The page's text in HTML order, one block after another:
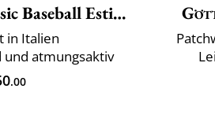
Baseball Estivo
in Italien
atmungsaktiv
.00